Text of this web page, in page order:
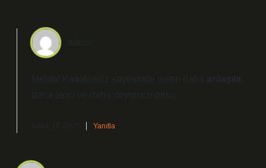
admin
Melda! Katkılarınız sayesinde metin daha anlaşılır,
daha akıcı ve daha doyurucu oldu.
Aralık 19, 2025 Yanıtla